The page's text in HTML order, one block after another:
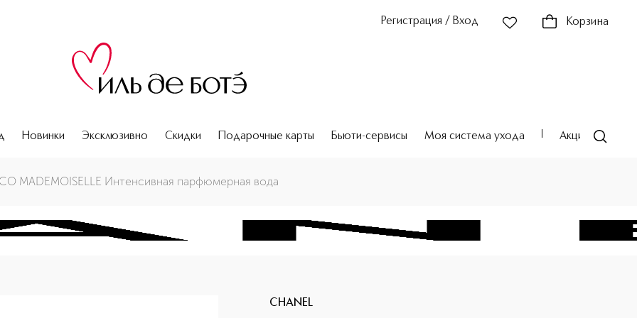
Регистрация / Вход Корзина
Новинки Эксклюзивно Скидки Подарочные карты Бьюти-сервисы Моя система ухода Акции
MADEMOISELLE Интенсивная парфюмерная вода
CHANEL